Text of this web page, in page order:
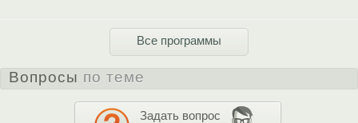
Все программы
Вопросы по теме
Задать вопрос